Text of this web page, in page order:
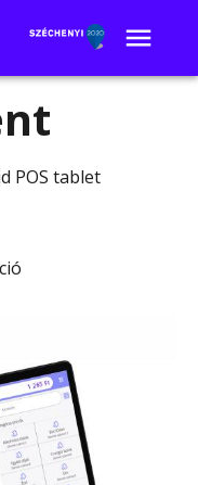
POS tablet